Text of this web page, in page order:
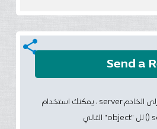
share
Send a
لإرسال طلب request إلى الخادم server ، يمكنك استخدام